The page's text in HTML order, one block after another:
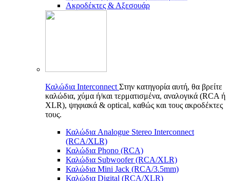
Ακροδέκτες & Αξεσουάρ
Καλώδια Interconnect Στην κατηγορία αυτή, θα βρείτε
καλώδια, χύμα ή/και τερματισμένα, αναλογικά (RCA ή
XLR), ψηφιακά & optical, καθώς και τους ακροδέκτες
τους.
Καλώδια Analogue Stereo Interconnect
(RCA/XLR)
Καλώδια Phono (RCA)
Καλώδια Subwoofer (RCA/XLR)
Καλώδια Mini Jack (RCA/3.5mm)
Καλώδια Digital (RCA/XLR)